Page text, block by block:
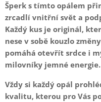
Šperk s tímto opálem
zrcadlí vnitřní svět a
Každý kus je originál,
nese v sobě kouzlo
pomáhá otevřít srdce i
milovníky jemné energie.
Vždy si každý opál
kvalitu, kterou pro Vás